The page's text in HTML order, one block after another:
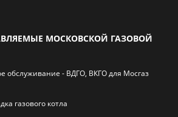
МОСКОВСКОЙ ГАЗОВОЙ
обслуживание - ВДГО, ВКГО для Мосгаз
газового котла